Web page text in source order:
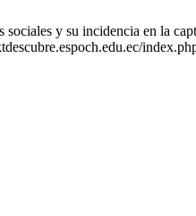
y su incidencia en la